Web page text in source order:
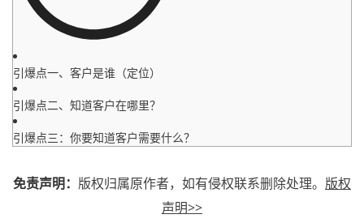
引爆点一、客户是谁（定位）
引爆点二、知道客户在哪里？
引爆点三：你要知道客户需要什么？
免责声明： 版权归属原作者，如有侵权联系删除处理。 版权
声明>>